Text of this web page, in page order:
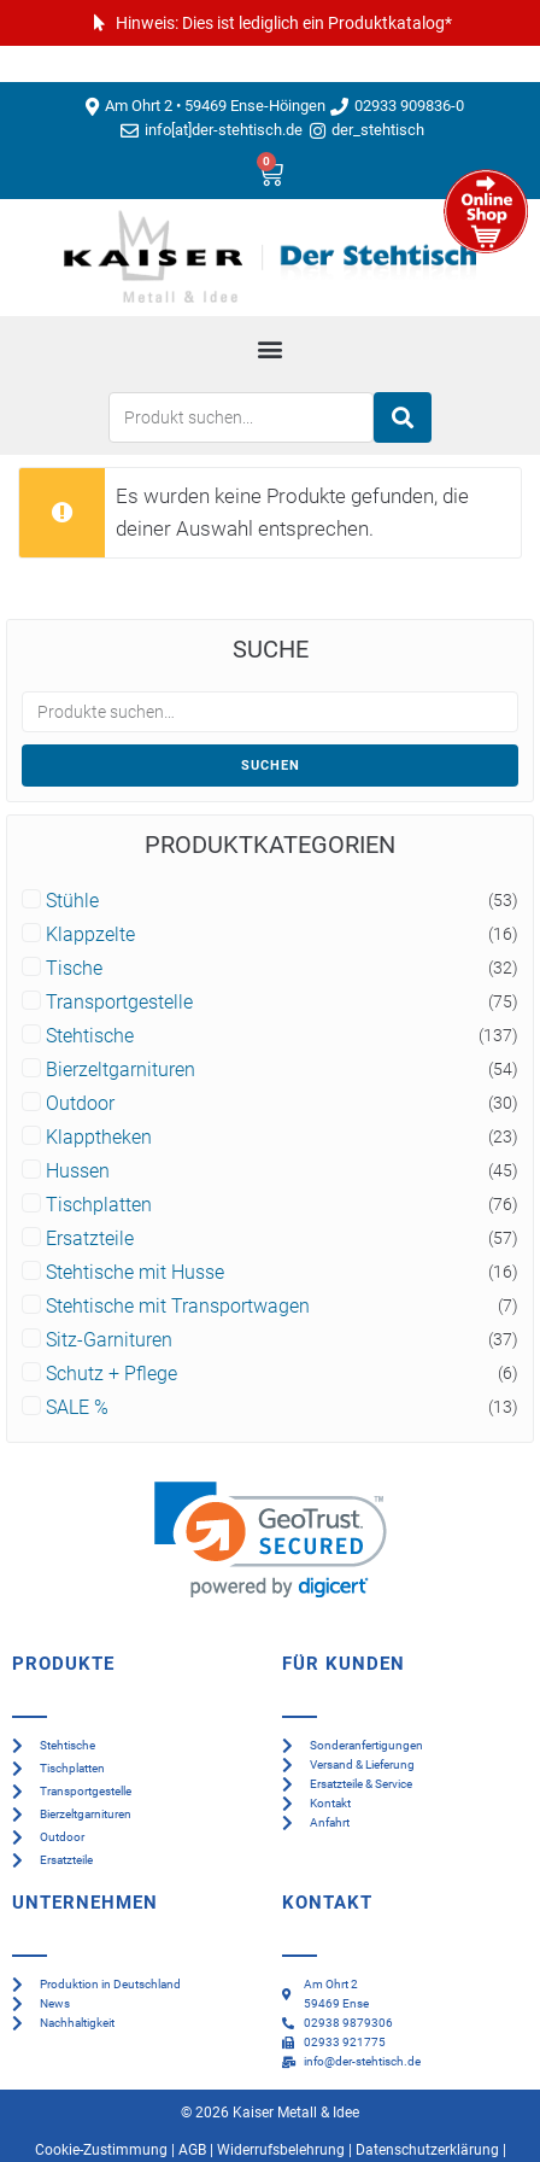
Hinweis: Dies ist lediglich ein Produktkatalog*
Am Ohrt 2 • 59469 Ense-Höingen
02933 909836-0
info[at]der-stehtisch.de
der_stehtisch
0
Es wurden keine Produkte gefunden, die
deiner Auswahl entsprechen.
SUCHE
SUCHEN
PRODUKTKATEGORIEN
Stühle (53)
Klappzelte (16)
Tische (32)
Transportgestelle (75)
Stehtische (137)
Bierzeltgarnituren (54)
Outdoor (30)
Klapptheken (23)
Hussen (45)
Tischplatten (76)
Ersatzteile (57)
Stehtische mit Husse (16)
Stehtische mit Transportwagen (7)
Sitz-Garnituren (37)
Schutz + Pflege (6)
SALE % (13)
PRODUKTE
Stehtische
Tischplatten
Transportgestelle
Bierzeltgarnituren
Outdoor
Ersatzteile
FÜR KUNDEN
Sonderanfertigungen
Versand & Lieferung
Ersatzteile & Service
Kontakt
Anfahrt
UNTERNEHMEN
Produktion in Deutschland
News
Nachhaltigkeit
KONTAKT
Am Ohrt 2
59469 Ense
02938 9879306
02933 921775
info@der-stehtisch.de
© 2026 Kaiser Metall & Idee
Cookie-Zustimmung AGB| Widerrufsbelehrung Datenschutzerklärung